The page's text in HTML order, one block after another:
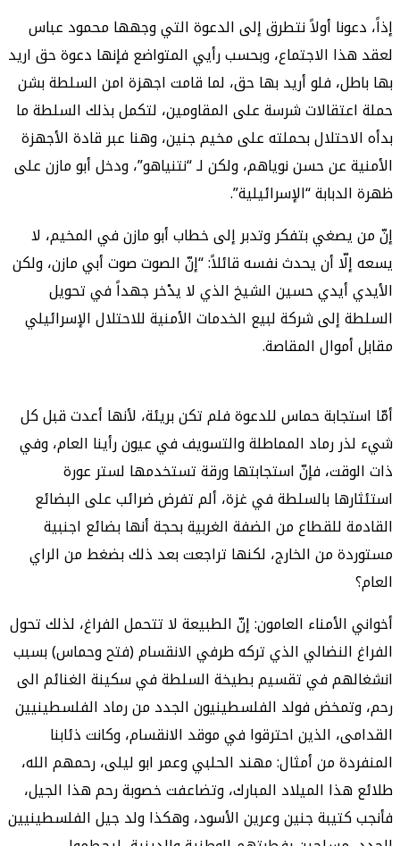
إذاً، دعونا أولاً نتطرق إلى الدعوة التي وجهها محمود عباس
لعقد هذا الاجتماع، وبحسب رأيي المتواضع فإنها دعوة حق اريد
بها باطل، فلو أريد بها حق، لما قامت اجهزة امن السلطة بشن
حملة اعتقالات شرسة على المقاومين، لتكمل بذلك السلطة ما
بدأه الاحتلال بحملته على مخيم جنين، وهنا عبر قادة الأجهزة
الأمنية عن حسن نوياهم، ولكن لـ “نتنياهو”، ودخل أبو مازن على
ظهرة الدبابة “الإسرائيلية”.
إنّ من يصغي بتفكر وتدبر إلى خطاب أبو مازن في المخيم، لا
يسعه إلّا أن يحدث نفسه قائلاً: “إنّ الصوت صوت أبي مازن، ولكن
الأيدي أيدي حسين الشيخ الذي لا يدْخر جهداً في تحويل
السلطة إلى شركة لبيع الخدمات الأمنية للاحتلال الإسرائيلي
مقابل أموال المقاصة.
أمّا استجابة حماس للدعوة فلم تكن بريئة، لأنها أعدت قبل كل
شيء لذر رماد المماطلة والتسويف في عيون رأينا العام، وفي
ذات الوقت، فإنّ استجابتها ورقة تستخدمها لستر عورة
استئثارها بالسلطة في غزة، ألم تفرض ضرائب على البضائع
القادمة للقطاع من الضفة الغربية بحجة أنها بضائع اجنبية
مستوردة من الخارج، لكنها تراجعت بعد ذلك بضغط من الراي
العام؟
أخواني الأمناء العامون: إنّ الطبيعة لا تتحمل الفراغ، لذلك تحول
الفراغ النضالي الذي تركه طرفي الانقسام (فتح وحماس) بسبب
انشغالهم في تقسيم بطيخة السلطة في سكينة الغنائم الى
رحم، وتمخض فولد الفلسطينيون الجدد من رماد الفلسطينيين
القدامى، الذين احترقوا في موقد الانقسام، وكانت ذئابنا
المنفردة من أمثال: مهند الحلبي وعمر ابو ليلى، رحمهم الله،
طلائع هذا الميلاد المبارك، وتضاعفت خصوبة رحم هذا الجيل،
فأنجب كتيبة جنين وعرين الأسود، وهكذا ولد جيل الفلسطينيين